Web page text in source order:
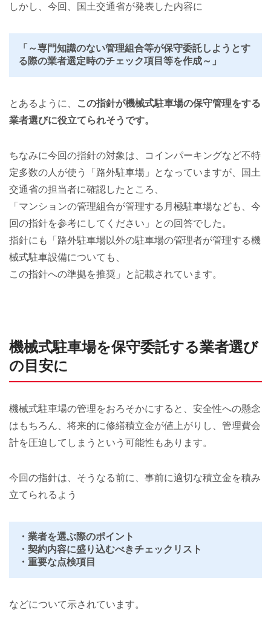
しかし、今回、国土交通省が発表した内容に
「～専門知識のない管理組合等が保守委託しようとす
る際の業者選定時のチェック項目等を作成～」
とあるように、
この指針が機械式駐車場の保守管理をする
業者選びに役立てられそうです。
ちなみに今回の指針の対象は、コインパーキングなど不特
定多数の人が使う「路外駐車場」となっていますが、国土
交通省の担当者に確認したところ、
「マンションの管理組合が管理する月極駐車場なども、今
回の指針を参考にしてください」との回答でした。
指針にも「路外駐車場以外の駐車場の管理者が管理する機
械式駐車設備についても、
この指針への準拠を推奨」と記載されています。
機械式駐車場を保守委託する業者選び
の目安に
機械式駐車場の管理をおろそかにすると、安全性への懸念
はもちろん、将来的に修繕積立金が値上がりし、管理費会
計を圧迫してしまうという可能性もあります。
今回の指針は、そうなる前に、事前に適切な積立金を積み
立てられるよう
・業者を選ぶ際のポイント
・契約内容に盛り込むべきチェックリスト
・重要な点検項目
などについて示されています。